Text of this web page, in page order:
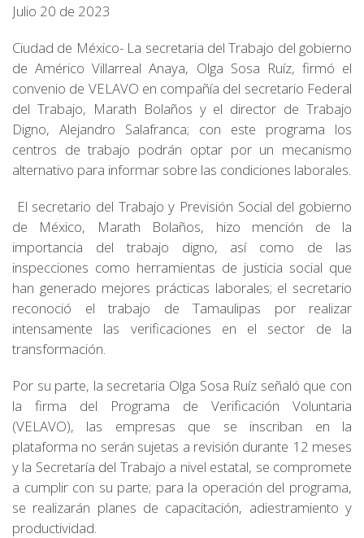
Julio 20 de 2023
Ciudad de México- La secretaria del Trabajo del gobierno
de Américo Villarreal Anaya, Olga Sosa Ruíz, firmó el
convenio de VELAVO en compañía del secretario Federal
del Trabajo, Marath Bolaños y el director de Trabajo
Digno, Alejandro Salafranca; con este programa los
centros de trabajo podrán optar por un mecanismo
alternativo para informar sobre las condiciones laborales.
El secretario del Trabajo y Previsión Social del gobierno
de México, Marath Bolaños, hizo mención de la
importancia del trabajo digno, así como de las
inspecciones como herramientas de justicia social que
han generado mejores prácticas laborales; el secretario
reconoció el trabajo de Tamaulipas por realizar
intensamente las verificaciones en el sector de la
transformación.
Por su parte, la secretaria Olga Sosa Ruíz señaló que con
la firma del Programa de Verificación Voluntaria
(VELAVO), las empresas que se inscriban en la
plataforma no serán sujetas a revisión durante 12 meses
y la Secretaría del Trabajo a nivel estatal, se compromete
a cumplir con su parte; para la operación del programa,
se realizarán planes de capacitación, adiestramiento y
productividad.